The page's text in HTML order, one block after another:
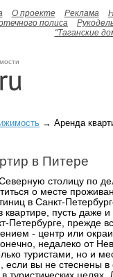
О проекте Реклама
полиса
"Таганские
→ Аренда
в Питере
столицу по
о месте
в Санкт-
квартире, пусть даже
Петербурге, прежде
- центр или
недалеко от
туристами, но и
если вы не стеснены в